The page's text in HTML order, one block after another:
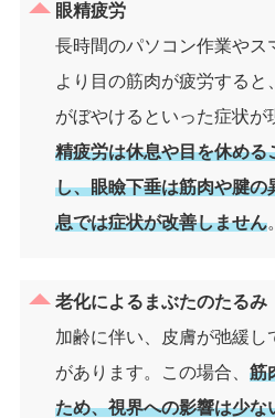
眼精疲労
長時間のパソコン作業やス
より目の筋肉が疲労すると
がぼやけるといった症状が
精疲労は休息や目を休める
し、眼瞼下垂は筋肉や腱の
息では症状が改善しません。
老化によるまぶたのたるみ
加齢に伴い、皮膚が弛緩し
があります。この場合、筋
ため、視界への影響は少な